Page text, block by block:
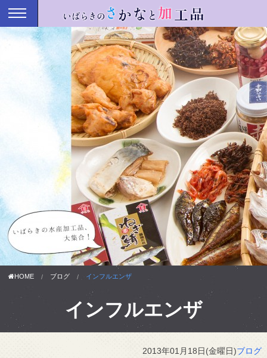
HOME ブログ インフルエンザ
インフルエンザ
2013年01月18日(金曜日)ブログ